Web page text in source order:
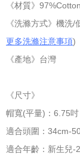
《材質》
《洗滌方式》機洗
更多洗滌注意事項)
《產地》台灣
《尺寸》
帽寬(平量)：6.75吋
適合頭圍：34cm-
適合年齡：新生兒-